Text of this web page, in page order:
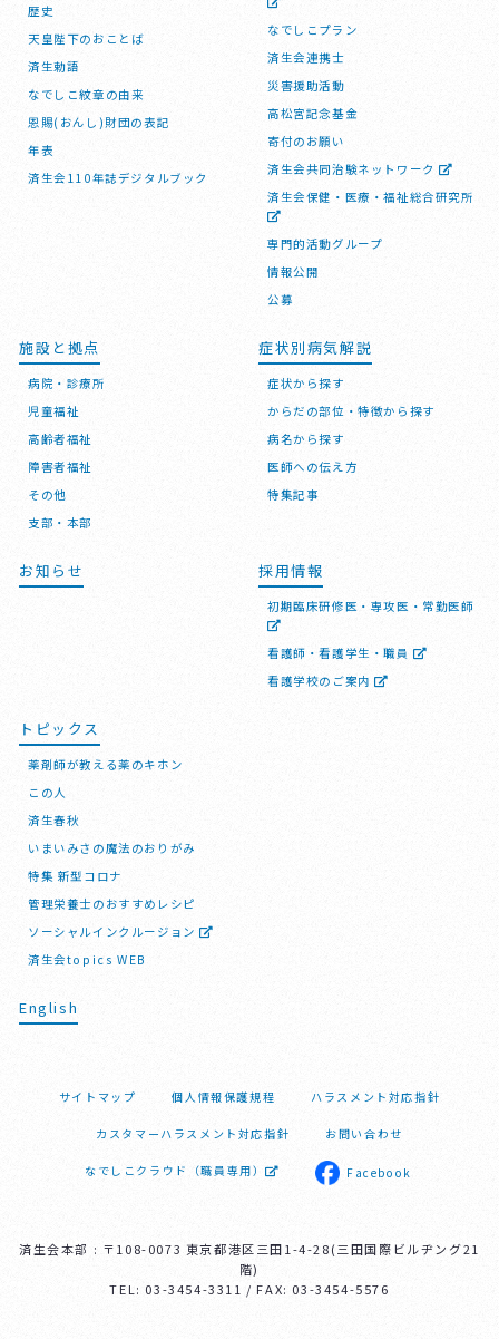
歴史
天皇陛下のおことば
済生勅語
なでしこ紋章の由来
恩賜(おんし)財団の表記
年表
済生会110年誌デジタルブック
なでしこプラン
済生会連携士
災害援助活動
高松宮記念基金
寄付のお願い
済生会共同治験ネットワーク
済生会保健・医療・福祉総合研究所
専門的活動グループ
情報公開
公募
施設と拠点
病院・診療所
児童福祉
高齢者福祉
障害者福祉
その他
支部・本部
症状別病気解説
症状から探す
からだの部位・特徴から探す
病名から探す
医師への伝え方
特集記事
お知らせ 採用情報
初期臨床研修医・専攻医・常勤医師
看護師・看護学生・職員
看護学校のご案内
トピックス
薬剤師が教える薬のキホン
この人
済生春秋
いまいみさの魔法のおりがみ
特集 新型コロナ
管理栄養士のおすすめレシピ
ソーシャルインクルージョン
済生会topics WEB
English
サイトマップ 個人情報保護規程 ハラスメント対応指針
カスタマーハラスメント対応指針 お問い合わせ
なでしこクラウド（職員専用） Facebook
済生会本部 : 〒108-0073 東京都港区三田1-4-28(三田国際ビルヂング21
階)
TEL: 03-3454-3311 / FAX: 03-3454-5576